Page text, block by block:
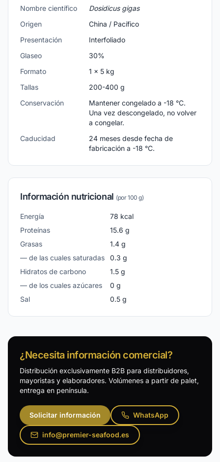
Nombre científico
Dosidicus gigas
Origen
China / Pacífico
Presentación
Interfoliado
Glaseo
30%
Formato
1 x 5 kg
Tallas
200-400 g
Conservación
Mantener congelado a -18 °C.
Una vez descongelado, no volver
a congelar.
Caducidad
24 meses desde fecha de
fabricación a -18 °C.
Información nutricional (por 100 g)
Energía 78 kcal
Proteínas
15.6 g
Grasas
1.4 g
— de las cuales saturadas
0.3 g
Hidratos de carbono
1.5 g
— de los cuales azúcares
0 g
Sal
0.5 g
¿Necesita información comercial?
Distribución exclusivamente B2B para distribuidores,
mayoristas y elaboradores. Volúmenes a partir de palet,
entrega en península.
Solicitar información WhatsApp
info@premier-seafood.es